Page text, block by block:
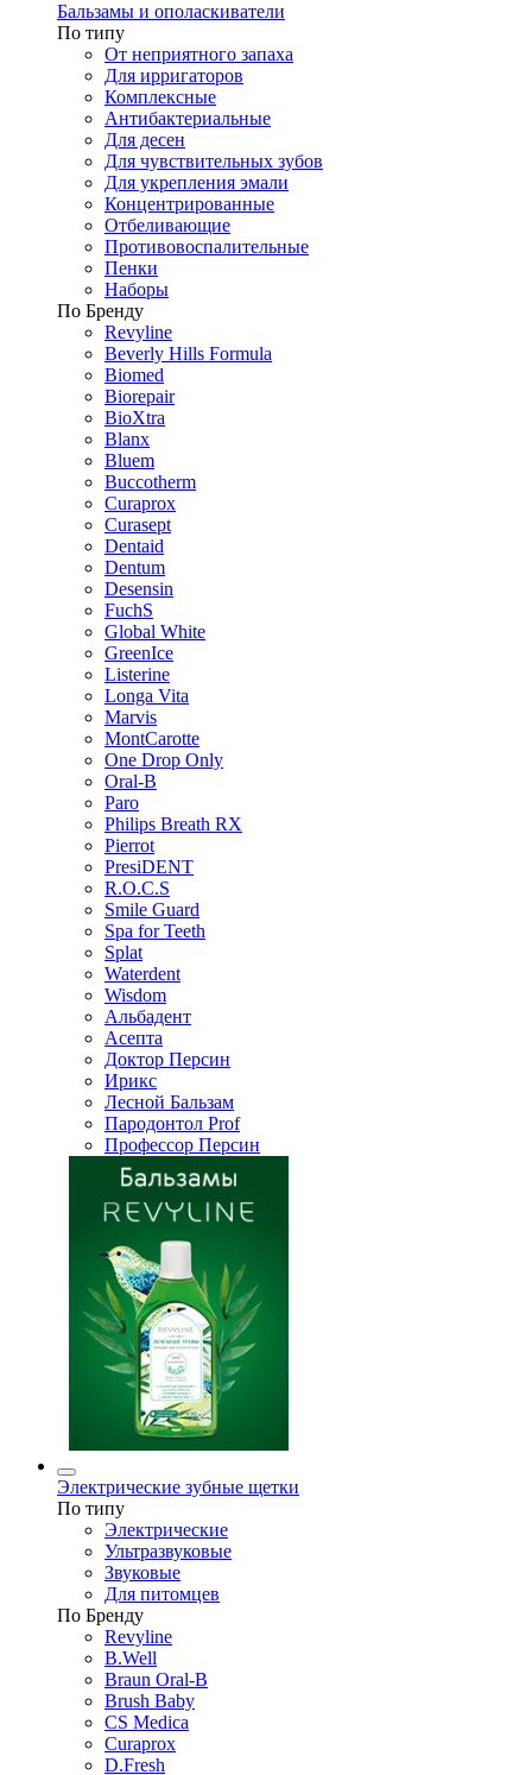
Бальзамы и ополаскиватели
По типу
От неприятного запаха
Для ирригаторов
Комплексные
Антибактериальные
Для десен
Для чувствительных зубов
Для укрепления эмали
Концентрированные
Отбеливающие
Противовоспалительные
Пенки
Наборы
По Бренду
Revyline
Beverly Hills Formula
Biomed
Biorepair
BioXtra
Blanx
Bluem
Buccotherm
Curaprox
Curasept
Dentaid
Dentum
Desensin
FuchS
Global White
GreenIce
Listerine
Longa Vita
Marvis
MontCarotte
One Drop Only
Oral-B
Paro
Philips Breath RX
Pierrot
PresiDENT
R.O.C.S
Smile Guard
Spa for Teeth
Splat
Waterdent
Wisdom
Альбадент
Асепта
Доктор Персин
Ирикс
Лесной Бальзам
Пародонтол Prof
Профессор Персин
Электрические зубные щетки
По типу
Электрические
Ультразвуковые
Звуковые
Для питомцев
По Бренду
Revyline
B.Well
Braun Oral-B
Brush Baby
CS Medica
Curaprox
D.Fresh